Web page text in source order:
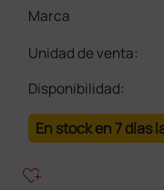
Marca
Unidad de venta:
Disponibilidad:
En stock en 7 días
heart_plus